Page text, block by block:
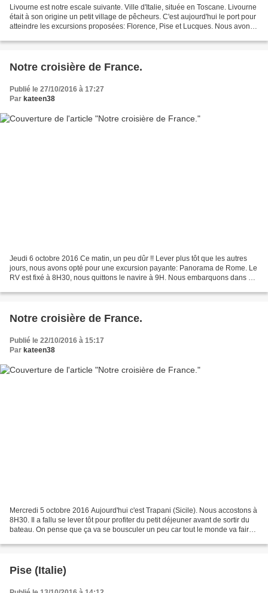
Livourne est notre escale suivante. Ville d'Italie, située en Toscane. Livourne
était à son origine un petit village de pêcheurs. C'est aujourd'hui le port pour
atteindre les excursions proposées: Florence, Pise et Lucques. Nous avons
Notre croisière de France.
Publié le 27/10/2016 à 17:27
Par kateen38
Jeudi 6 octobre 2016 Ce matin, un peu dûr !! Lever plus tôt que les autres
jours, nous avons opté pour une excursion payante: Panorama de Rome. Le
RV est fixé à 8H30, nous quittons le navire à 9H. Nous embarquons dans un
Notre croisière de France.
Publié le 22/10/2016 à 15:17
Par kateen38
Mercredi 5 octobre 2016 Aujourd'hui c'est Trapani (Sicile). Nous accostons à
8H30. Il a fallu se lever tôt pour profiter du petit déjeuner avant de sortir du
bateau. On pense que ça va se bousculer un peu car tout le monde va faire
Pise (Italie)